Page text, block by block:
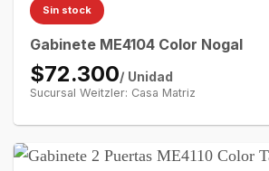
Sin stock
Gabinete ME4104 Color Nogal
$72.300/ Unidad
Sucursal Weitzler: Casa Matriz